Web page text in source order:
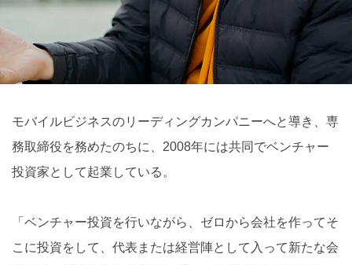
モバイルビジネスのリーディングカンパニーへと導き、専
務取締役を務めたのちに、2008年には共同でベンチャー
投資家として起業している。
「ベンチャー投資を行いながら、ゼロから会社を作ってそ
こに投資をして、代表または経営陣として入って新たな会